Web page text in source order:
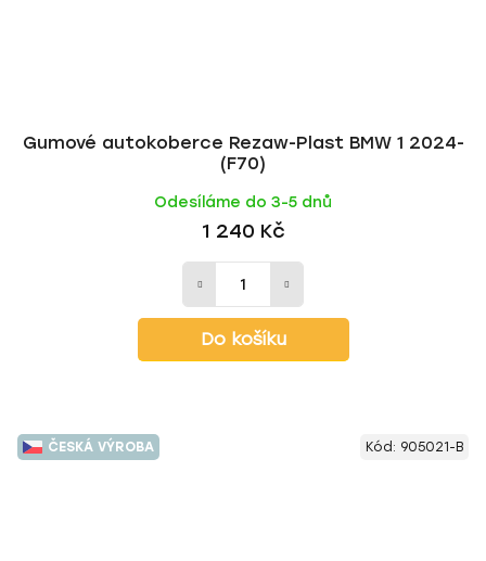
Gumové autokoberce Rezaw-Plast BMW 1 2024-
(F70)
Odesíláme do 3-5 dnů
1 240 Kč
Do košíku
ČESKÁ VÝROBA Kód: 905021-B